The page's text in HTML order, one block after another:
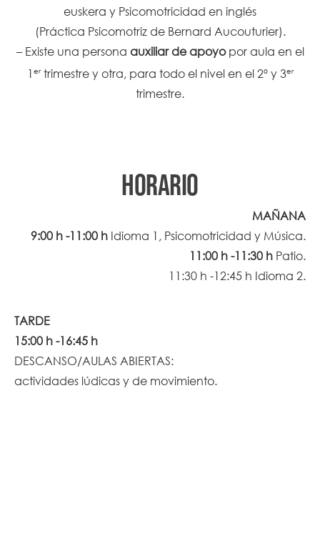
euskera y Psicomotricidad en inglés
(Práctica Psicomotriz de Bernard Aucouturier).
– Existe una persona auxiliar de apoyopor aula en el
1 ertrimestre y otra, para todo el nivel en el 2º y 3er
trimestre.
HORARIO
MAÑANA
9:00 h -11:00 h Idioma 1, Psicomotricidad y Música.
11:00 h -11:30 h Patio.
11:30 h -12:45 h Idioma 2.
TARDE
15:00 h -16:45 h
DESCANSO/AULAS ABIERTAS:
actividades lúdicas y de movimiento.